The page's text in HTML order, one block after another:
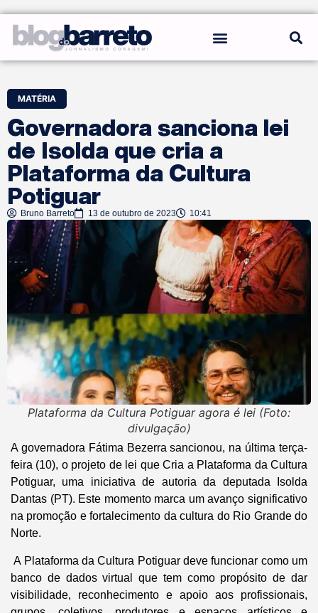
MATÉRIA
Governadora sanciona lei
de Isolda que cria a
Plataforma da Cultura
Potiguar
Bruno Barreto 13 de outubro de 2023 10:41
Plataforma da Cultura Potiguar agora é lei (Foto:
divulgação)
A governadora Fátima Bezerra sancionou, na última terça-
feira (10), o projeto de lei que Cria a Plataforma da Cultura
Potiguar, uma iniciativa de autoria da deputada Isolda
Dantas (PT). Este momento marca um avanço significativo
na promoção e fortalecimento da cultura do Rio Grande do
Norte.
A Plataforma da Cultura Potiguar deve funcionar como um
banco de dados virtual que tem como propósito de dar
visibilidade, reconhecimento e apoio aos profissionais,